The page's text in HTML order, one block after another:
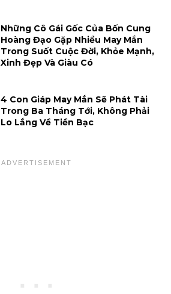
Những Cô Gái Gốc Của Bốn Cung
Hoàng Đạo Gặp Nhiều May Mắn
Trong Suốt Cuộc Đời, Khỏe Mạnh,
Xinh Đẹp Và Giàu Có
4 Con Giáp May Mắn Sẽ Phát Tài
Trong Ba Tháng Tới, Không Phải
Lo Lắng Về Tiền Bạc